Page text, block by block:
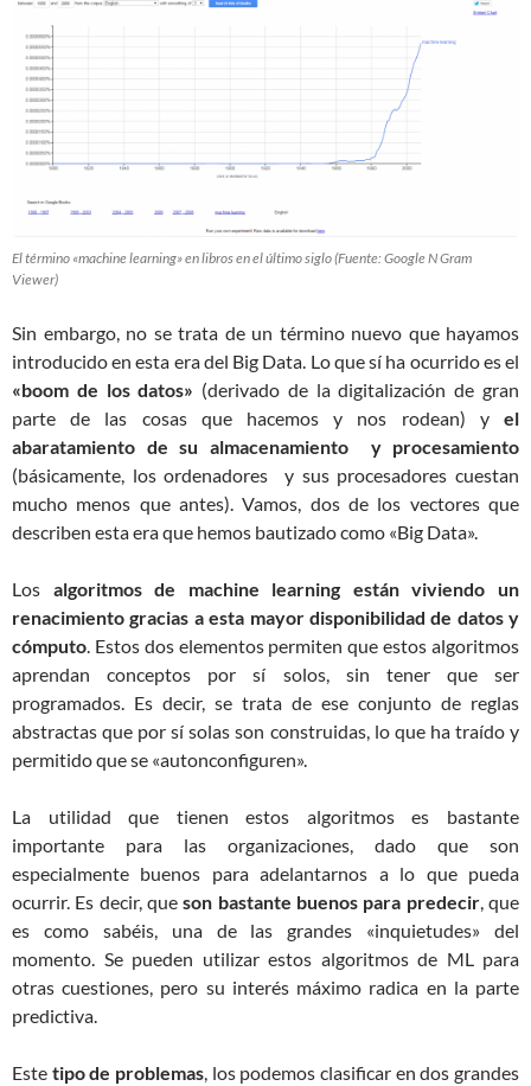
El término «machine learning» en libros en el último siglo (Fuente: Google N Gram
Viewer)
Sin embargo, no se trata de un término nuevo que hayamos
introducido en esta era del Big Data. Lo que sí ha ocurrido es el
«boom de los datos» (derivado de la digitalización de gran
parte de las cosas que hacemos y nos rodean) y el
abaratamiento de su almacenamiento y procesamiento
(básicamente, los ordenadores y sus procesadores cuestan
mucho menos que antes). Vamos, dos de los vectores que
describen esta era que hemos bautizado como «Big Data».
Los algoritmos de machine learning están viviendo un
renacimiento gracias a esta mayor disponibilidad de datos y
cómputo. Estos dos elementos permiten que estos algoritmos
aprendan conceptos por sí solos, sin tener que ser
programados. Es decir, se trata de ese conjunto de reglas
abstractas que por sí solas son construidas, lo que ha traído y
permitido que se «autonconfiguren».
La utilidad que tienen estos algoritmos es bastante
importante para las organizaciones, dado que son
especialmente buenos para adelantarnos a lo que pueda
ocurrir. Es decir, queson bastante buenos para predecir, que
es como sabéis, una de las grandes «inquietudes» del
momento. Se pueden utilizar estos algoritmos de ML para
otras cuestiones, pero su interés máximo radica en la parte
predictiva.
Este tipo de problemas, los podemos clasificar en dos grandes